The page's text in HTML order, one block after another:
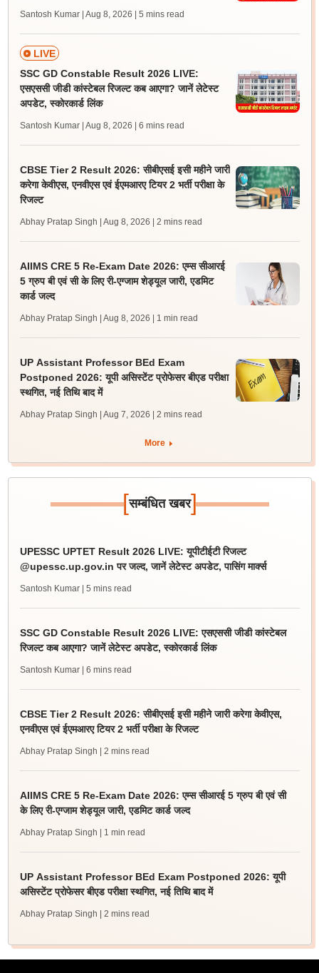
Santosh Kumar | Aug 8, 2026 | 5 mins read
LIVE
SSC GD Constable Result 2026 LIVE:
एसएससी जीडी कांस्टेबल रिजल्ट कब आएगा? जानें लेटेस्ट
अपडेट, स्कोरकार्ड लिंक
Santosh Kumar | Aug 8, 2026 | 6 mins read
CBSE Tier 2 Result 2026: सीबीएसई इसी महीने जारी
करेगा केवीएस, एनवीएस एवं ईएमआरए टियर 2 भर्ती परीक्षा के
रिजल्ट
Abhay Pratap Singh | Aug 8, 2026 | 2 mins read
AIIMS CRE 5 Re-Exam Date 2026: एम्स सीआरई
5 ग्रुप बी एवं सी के लिए री-एग्जाम शेड्यूल जारी, एडमिट
कार्ड जल्द
Abhay Pratap Singh | Aug 8, 2026 | 1 min read
UP Assistant Professor BEd Exam
Postponed 2026: यूपी असिस्टेंट प्रोफेसर बीएड परीक्षा
स्थगित, नई तिथि बाद में
Abhay Pratap Singh | Aug 7, 2026 | 2 mins read
More
[सम्बंधित खबर]
UPESSC UPTET Result 2026 LIVE: यूपीटीईटी रिजल्ट
@upessc.up.gov.in पर जल्द, जानें लेटेस्ट अपडेट, पासिंग मार्क्स
Santosh Kumar | 5 mins read
SSC GD Constable Result 2026 LIVE: एसएससी जीडी कांस्टेबल
रिजल्ट कब आएगा? जानें लेटेस्ट अपडेट, स्कोरकार्ड लिंक
Santosh Kumar | 6 mins read
CBSE Tier 2 Result 2026: सीबीएसई इसी महीने जारी करेगा केवीएस,
एनवीएस एवं ईएमआरए टियर 2 भर्ती परीक्षा के रिजल्ट
Abhay Pratap Singh | 2 mins read
AIIMS CRE 5 Re-Exam Date 2026: एम्स सीआरई 5 ग्रुप बी एवं सी
के लिए री-एग्जाम शेड्यूल जारी, एडमिट कार्ड जल्द
Abhay Pratap Singh | 1 min read
UP Assistant Professor BEd Exam Postponed 2026: यूपी
असिस्टेंट प्रोफेसर बीएड परीक्षा स्थगित, नई तिथि बाद में
Abhay Pratap Singh | 2 mins read